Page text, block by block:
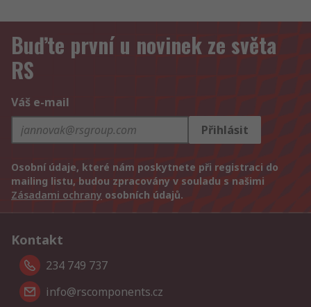
Buďte první u novinek ze světa
RS
Váš e-mail
Přihlásit
Osobní údaje, které nám poskytnete při registraci do
mailing listu, budou zpracovány v souladu s našimi
Zásadami ochrany osobních údajů.
Kontakt
234 749 737
info@rscomponents.cz